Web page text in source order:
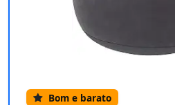
Bom e barato